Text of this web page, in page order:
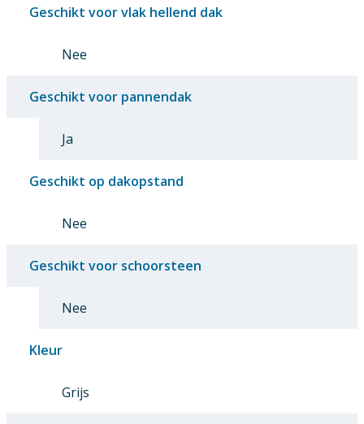
Geschikt voor vlak hellend dak
Nee
Geschikt voor pannendak
Ja
Geschikt op dakopstand
Nee
Geschikt voor schoorsteen
Nee
Kleur
Grijs